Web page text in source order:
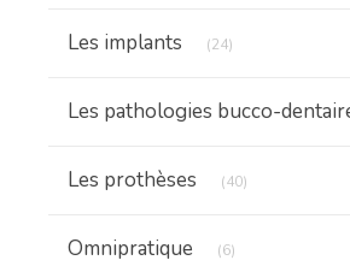
Les implants (24)
Les pathologies bucco-
Les prothèses (40)
Omnipratique (6)